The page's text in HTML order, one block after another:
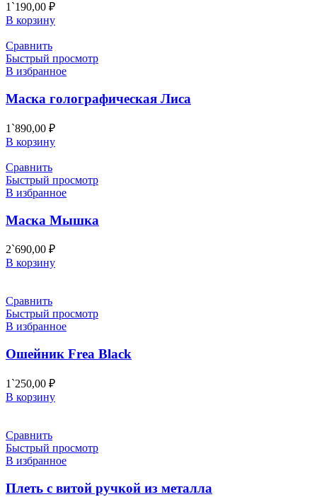
1`190,00 ₽
В корзину
Сравнить
Быстрый просмотр
В избранное
Маска голографическая Лиса
1`890,00 ₽
В корзину
Сравнить
Быстрый просмотр
В избранное
Маска Мышка
2`690,00 ₽
В корзину
Сравнить
Быстрый просмотр
В избранное
Ошейник Frea Black
1`250,00 ₽
В корзину
Сравнить
Быстрый просмотр
В избранное
Плеть с витой ручкой из металла